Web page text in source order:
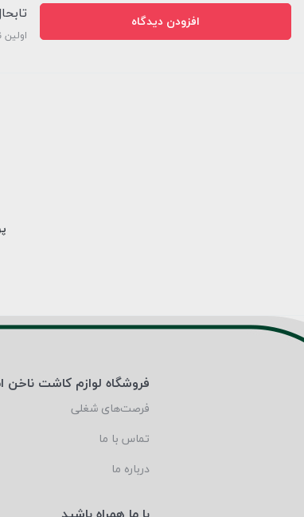
افزودن دیدگاه
فروشگاه لوازم کاشت ناخن
فرصت‌های شغلی
تماس با ما
درباره ما